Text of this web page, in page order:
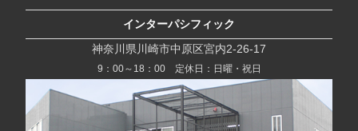
インターパシフィック
神奈川県川崎市中原区宮内2-26-17
9：00～18：00 定休日：日曜・祝日